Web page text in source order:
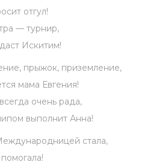
отгул!
— турнир,
Искитим!
прыжок, приземление,
мама Евгения!
очень рада,
выполнит Анна!
стала,